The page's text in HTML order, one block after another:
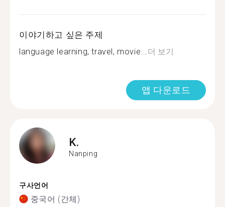
이야기하고 싶은 주제
language learning, travel, movie...더 보기
앱 다운로드
K.
Nanping
구사언어
중국어 (간체)